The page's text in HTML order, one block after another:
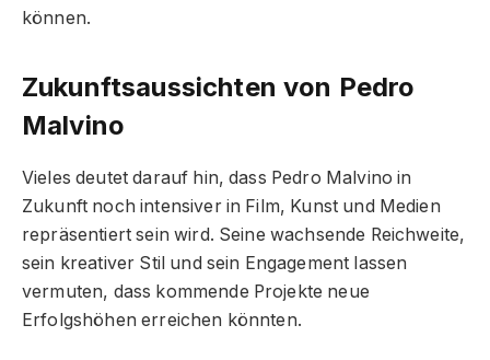
können.
Zukunftsaussichten von Pedro
Malvino
Vieles deutet darauf hin, dass Pedro Malvino in
Zukunft noch intensiver in Film, Kunst und Medien
repräsentiert sein wird. Seine wachsende Reichweite,
sein kreativer Stil und sein Engagement lassen
vermuten, dass kommende Projekte neue
Erfolgshöhen erreichen könnten.